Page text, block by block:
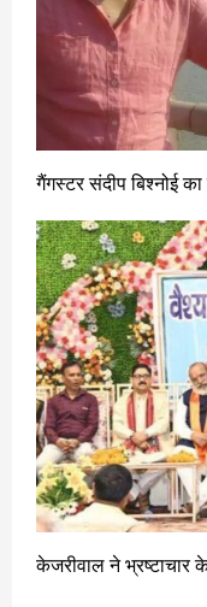
गैंगस्टर संदीप बिश्नोई
केजरीवाल ने भ्रष्टाचार